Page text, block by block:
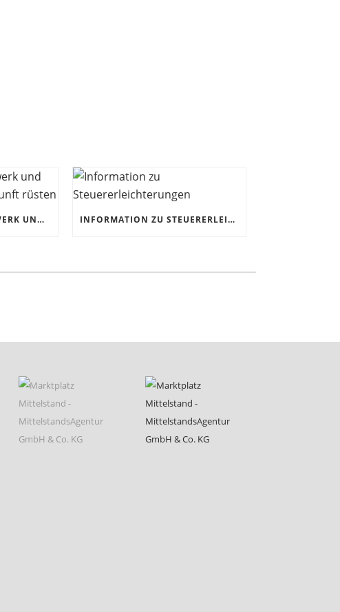
CORONAKRISE: HANDWERK UND KMUS JETZT FÜR DIE ZUKUNFT RÜSTEN INFORMATION ZU STEUERERLEICHTERUNGEN